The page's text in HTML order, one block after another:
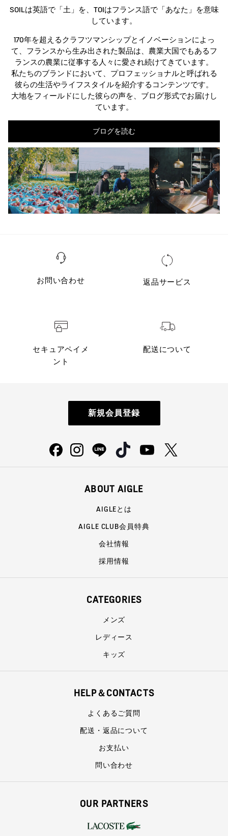
SOILは英語で「土」を、TOIはフランス語で「あなた」を意味
しています。
170年を超えるクラフツマンシップとイノベーションによっ
て、フランスから生み出された製品は、農業大国でもあるフ
ランスの農業に従事する人々に愛され続けてきています。
私たちのブランドにおいて、プロフェッショナルと呼ばれる
彼らの生活やライフスタイルを紹介するコンテンツです。
大地をフィールドにした彼らの声を、ブログ形式でお届けし
ています。
ブログを読む
お問い合わせ 返品サービス
セキュアペイメ
ント
配送について
新規会員登録
ABOUT AIGLE
AIGLEとは
AIGLE CLUB会員特典
会社情報
採用情報
CATEGORIES
メンズ
レディース
キッズ
HELP＆CONTACTS
よくあるご質問
配送・返品について
お支払い
問い合わせ
OUR PARTNERS